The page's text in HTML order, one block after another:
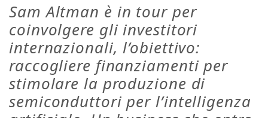
Sam Altman è in tour per
coinvolgere gli investitori
internazionali, l’obiettivo:
raccogliere finanziamenti per
stimolare la produzione di
semiconduttori per l’intelligenza